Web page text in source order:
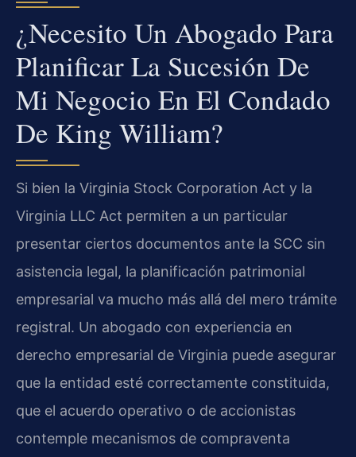
¿Necesito Un Abogado Para
Planificar La Sucesión De
Mi Negocio En El Condado
De King William?
Si bien la Virginia Stock Corporation Act y la
Virginia LLC Act permiten a un particular
presentar ciertos documentos ante la SCC sin
asistencia legal, la planificación patrimonial
empresarial va mucho más allá del mero trámite
registral. Un abogado con experiencia en
derecho empresarial de Virginia puede asegurar
que la entidad esté correctamente constituida,
que el acuerdo operativo o de accionistas
contemple mecanismos de compraventa